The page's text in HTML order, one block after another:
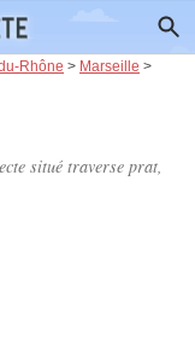
Rhône > Marseille >
situé traverse prat,